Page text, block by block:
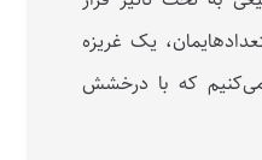
یک غریزه
که با درخشش